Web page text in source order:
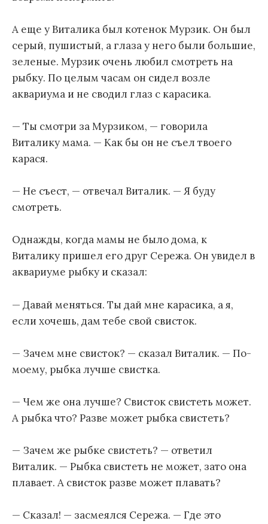
А еще у Виталика был котенок Мурзик. Он был
серый, пушистый, а глаза у него были большие,
зеленые. Мурзик очень любил смотреть на
рыбку. По целым часам он сидел возле
аквариума и не сводил глаз с карасика.
— Ты смотри за Мурзиком, — говорила
Виталику мама. — Как бы он не съел твоего
карася.
— Не съест, — отвечал Виталик. — Я буду
смотреть.
Однажды, когда мамы не было дома, к
Виталику пришел его друг Сережа. Он увидел в
аквариуме рыбку и сказал:
— Давай меняться. Ты дай мне карасика, а я,
если хочешь, дам тебе свой свисток.
— Зачем мне свисток? — сказал Виталик. — По-
моему, рыбка лучше свистка.
— Чем же она лучше? Свисток свистеть может.
А рыбка что? Разве может рыбка свистеть?
— Зачем же рыбке свистеть? — ответил
Виталик. — Рыбка свистеть не может, зато она
плавает. А свисток разве может плавать?
— Сказал! — засмеялся Сережа. — Где это